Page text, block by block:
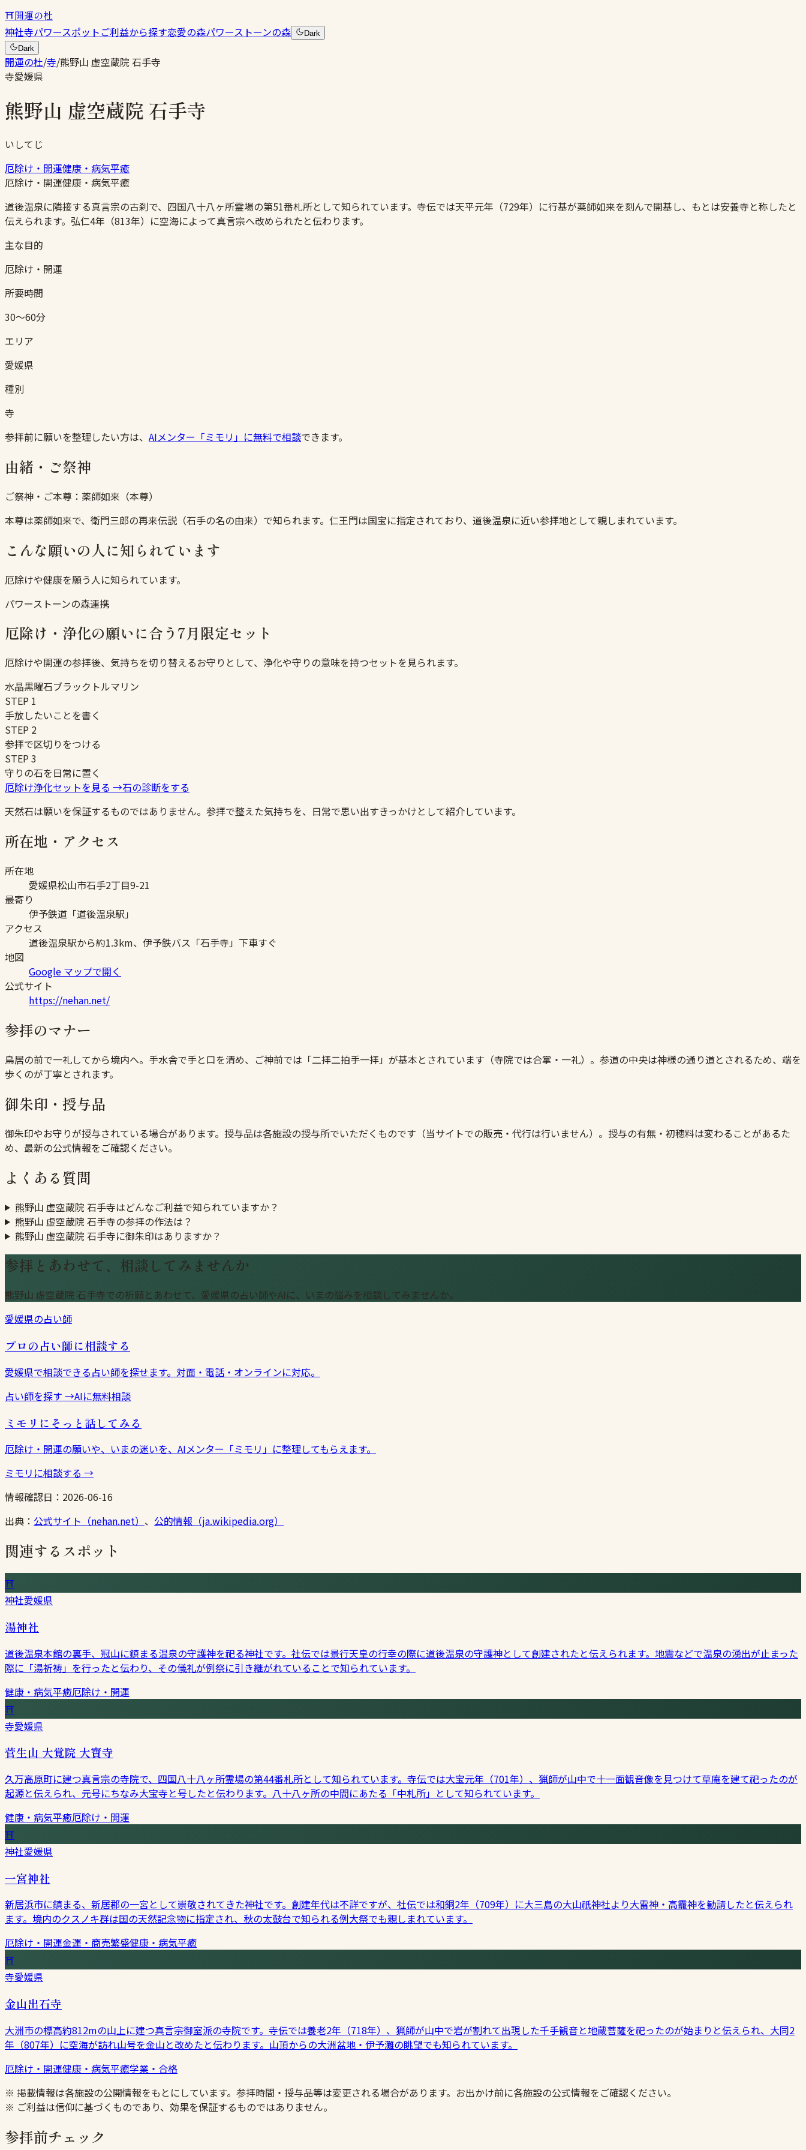
⛩開運の杜
神社寺パワースポットご利益から探す恋愛の森パワーストーンの森
Dark
Dark
開運の杜/寺/熊野山 虚空蔵院 石手寺
寺愛媛県
熊野山 虚空蔵院 石手寺
いしてじ
厄除け・開運健康・病気平癒
厄除け・開運健康・病気平癒
道後温泉に隣接する真言宗の古刹で、四国八十八ヶ所霊場の第51番札所として知られています。寺伝では天平元年（729年）に行基が薬師如来を刻んで開基し、もとは安養寺と称したと
伝えられます。弘仁4年（813年）に空海によって真言宗へ改められたと伝わります。
主な目的
厄除け・開運
所要時間
30〜60分
エリア
愛媛県
種別
寺
参拝前に願いを整理したい方は、 AIメンター「ミモリ」に無料で相談できます。
由緒・ご祭神
ご祭神・ご本尊： 薬師如来（本尊）
本尊は薬師如来で、衛門三郎の再来伝説（石手の名の由来）で知られます。仁王門は国宝に指定されており、道後温泉に近い参拝地として親しまれています。
こんな願いの人に知られています
厄除けや健康を願う人に知られています。
パワーストーンの森連携
厄除け・浄化の願いに合う7月限定セット
厄除けや開運の参拝後、気持ちを切り替えるお守りとして、浄化や守りの意味を持つセットを見られます。
水晶黒曜石ブラックトルマリン
STEP 1
手放したいことを書く
STEP 2
参拝で区切りをつける
STEP3
守りの石を日常に置く
厄除け浄化セットを見る →石の診断をする
天然石は願いを保証するものではありません。参拝で整えた気持ちを、日常で思い出すきっかけとして紹介しています。
所在地・アクセス
所在地
愛媛県松山市石手2丁目9-21
最寄り
伊予鉄道「道後温泉駅」
アクセス
道後温泉駅から約1.3km、伊予鉄バス「石手寺」下車すぐ
地図
Google マップで開く
公式サイト
https://nehan.net/
参拝のマナー
鳥居の前で一礼してから境内へ。手水舎で手と口を清め、ご神前では「二拝二拍手一拝」が基本とされています（寺院では合掌・一礼）。参道の中央は神様の通り道とされるため、端を
歩くのが丁寧とされます。
御朱印・授与品
御朱印やお守りが授与されている場合があります。授与品は各施設の授与所でいただくものです（当サイトでの販売・代行は行いません）。授与の有無・初穂料は変わることがあるた
め、最新の公式情報をご確認ください。
よくある質問
熊野山 虚空蔵院 石手寺はどんなご利益で知られていますか？
熊野山 虚空蔵院 石手寺の参拝の作法は？
熊野山 虚空蔵院 石手寺に御朱印はありますか？
参拝とあわせて、相談してみませんか
熊野山 虚空蔵院 石手寺での祈願とあわせて、愛媛県の占い師やAIに、いまの悩みを相談してみませんか。
愛媛県の占い師
プロの占い師に相談する
愛媛県で相談できる占い師を探せます。対面・電話・オンラインに対応。
占い師を探す →AIに無料相談
ミモリにそっと話してみる
厄除け・開運の願いや、いまの迷いを、AIメンター「ミモリ」に整理してもらえます。
ミモリに相談する →
情報確認日： 2026-06-16
出典： 公式サイト（nehan.net） 、 公的情報（ja.wikipedia.org）
関連するスポット
⛩
神社愛媛県
湯神社
道後温泉本館の裏手、冠山に鎮まる温泉の守護神を祀る神社です。社伝では景行天皇の行幸の際に道後温泉の守護神として創建されたと伝えられます。地震などで温泉の湧出が止まった
際に「湯祈祷」を行ったと伝わり、その儀礼が例祭に引き継がれていることで知られています。
健康・病気平癒厄除け・開運
⛩
寺愛媛県
菅生山 大覚院 大寶寺
久万高原町に建つ真言宗の寺院で、四国八十八ヶ所霊場の第44番札所として知られています。寺伝では大宝元年（701年）、猟師が山中で十一面観音像を見つけて草庵を建て祀ったのが
起源と伝えられ、元号にちなみ大宝寺と号したと伝わります。八十八ヶ所の中間にあたる「中札所」として知られています。
健康・病気平癒厄除け・開運
⛩
神社愛媛県
一宮神社
新居浜市に鎮まる、新居郡の一宮として崇敬されてきた神社です。創建年代は不詳ですが、社伝では和銅2年（709年）に大三島の大山祇神社より大雷神・高龗神を勧請したと伝えられ
ます。境内のクスノキ群は国の天然記念物に指定され、秋の太鼓台で知られる例大祭でも親しまれています。
厄除け・開運金運・商売繁盛健康・病気平癒
⛩
寺愛媛県
金山出石寺
大洲市の標高約812mの山上に建つ真言宗御室派の寺院です。寺伝では養老2年（718年）、猟師が山中で岩が割れて出現した千手観音と地蔵菩薩を祀ったのが始まりと伝えられ、大同2
年（807年）に空海が訪れ山号を金山と改めたと伝わります。山頂からの大洲盆地・伊予灘の眺望でも知られています。
厄除け・開運健康・病気平癒学業・合格
※ 掲載情報は各施設の公開情報をもとにしています。参拝時間・授与品等は変更される場合があります。お出かけ前に各施設の公式情報をご確認ください。
※ ご利益は信仰に基づくものであり、効果を保証するものではありません。
参拝前チェック